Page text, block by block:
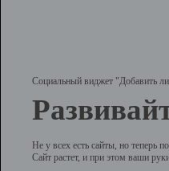
Социальный виджет "Добавить
Не у всех есть сайты, но теперь
Сайт растет, и при этом ваши